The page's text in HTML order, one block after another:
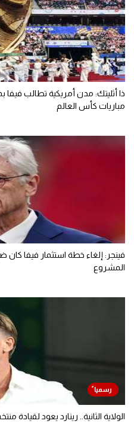
ذا أثليتك: مدن أمريكية تطالب فيفا
مباريات كأس العالم
فينجر: إلغاء خطة استثمار فيفا
المشروع
الولاية الثانية.. رينارد يعود لقيادة